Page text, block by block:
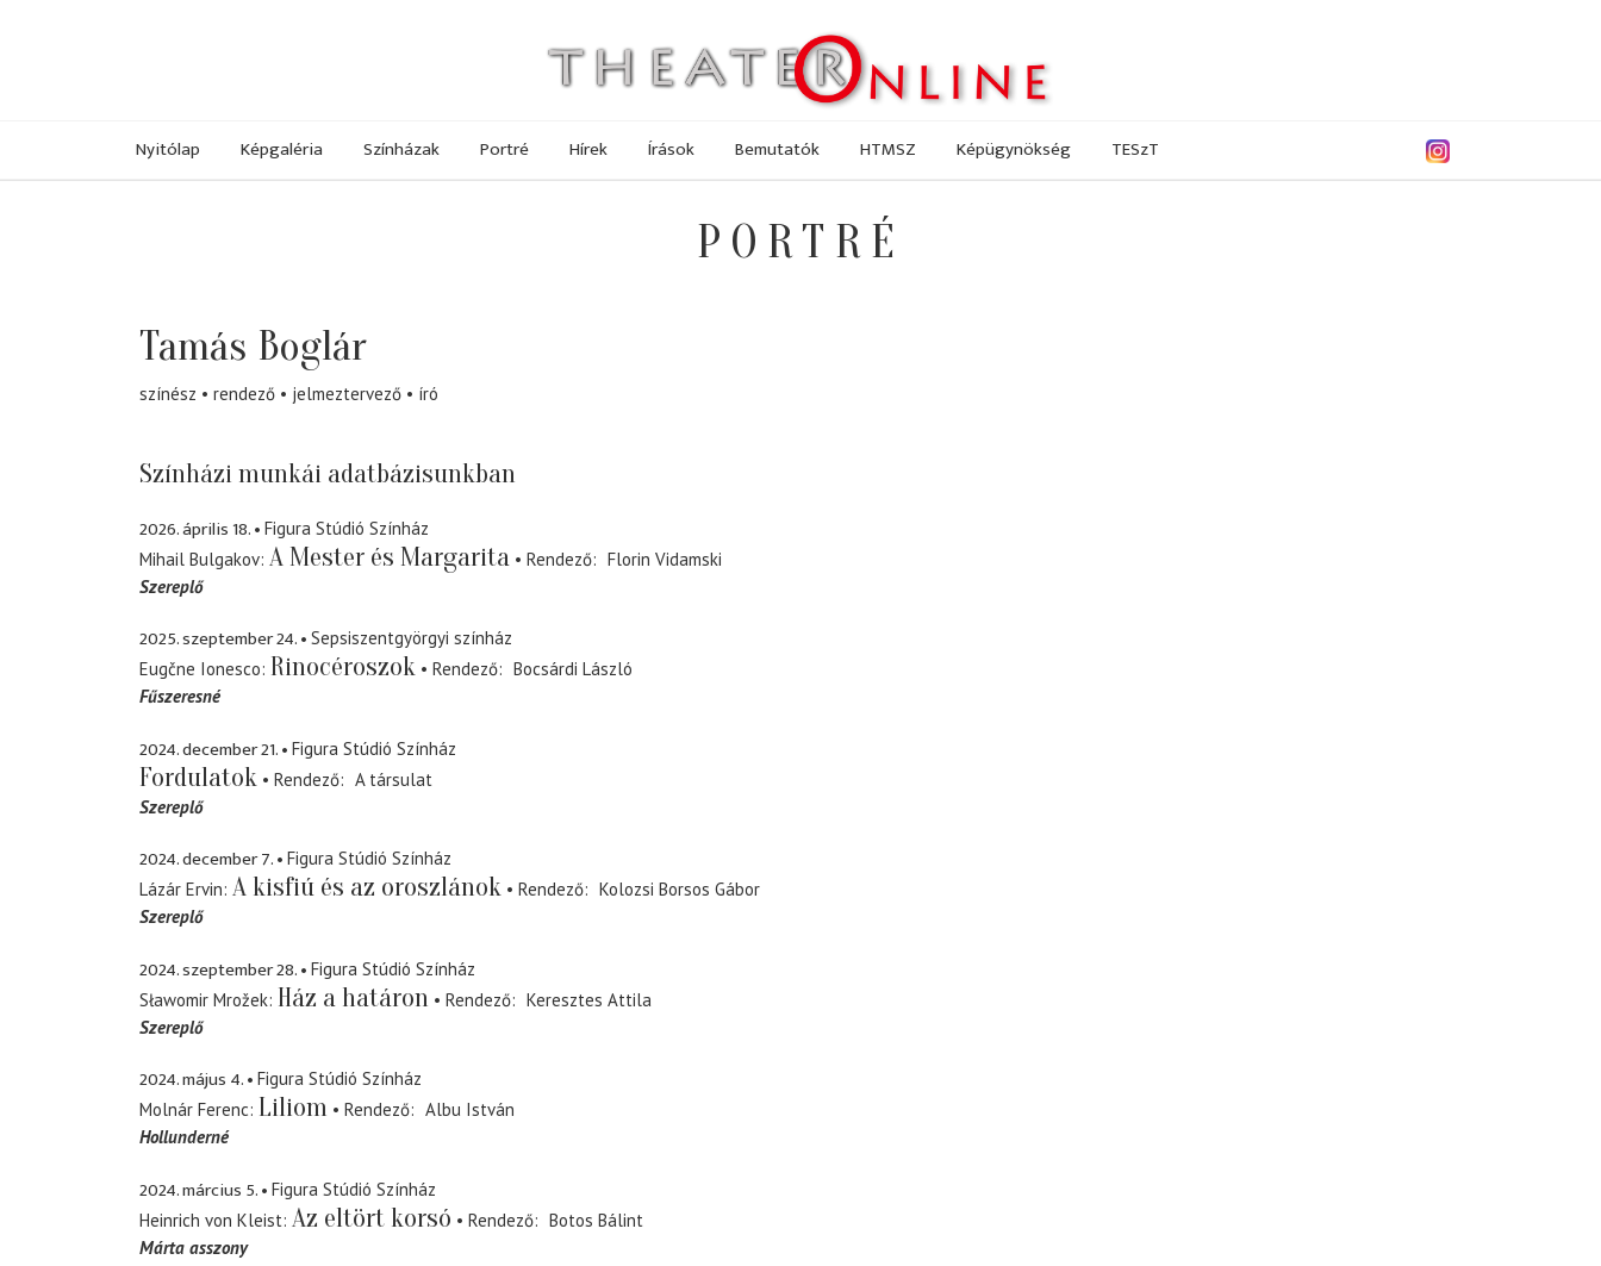
Nyitólap Képgaléria Színházak Portré Hírek Írások Bemutatók HTMSZ Képügynökség TESzT
PORTRÉ
Tamás Boglár
színész rendező jelmeztervező író
Színházi munkái adatbázisunkban
2026. április 18.
Figura Stúdió Színház
Mihail Bulgakov A Mester és Margarita Rendező
Florin Vidamski
Szereplő
2025. szeptember 24.
Sepsiszentgyörgyi színház
Eugčne Ionesco Rinocéroszok Rendező
Bocsárdi László
Fűszeresné
2024. december 21. Figura Stúdió Színház
Fordulatok Rendező
A társulat
Szereplő
2024. december 7.
Figura Stúdió Színház
Lázár Ervin A kisfiú és az oroszlánok Rendező
Kolozsi Borsos Gábor
Szereplő
2024. szeptember 28.
Figura Stúdió Színház
Sławomir Mrožek Ház a határon Rendező
Keresztes Attila
Szereplő
2024. május 4.
Figura Stúdió Színház
Molnár Ferenc Liliom Rendező
Albu István
Hollunderné
2024. március 5.
Figura Stúdió Színház
Heinrich von Kleist Az eltört korsó Rendező
Botos Bálint
Márta asszony